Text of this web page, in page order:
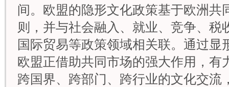
间。欧盟的隐形文化政策基于欧洲共
则，并与社会融入、就业、竞争、税
国际贸易等政策领域相关联。通过显
欧盟正借助共同市场的强大作用，有
跨国界、跨部门、跨行业的文化交流